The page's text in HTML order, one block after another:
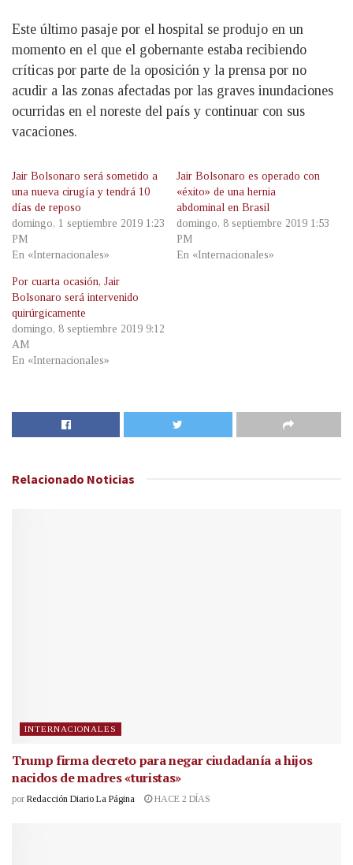
Este último pasaje por el hospital se produjo en un
momento en el que el gobernante estaba recibiendo
críticas por parte de la oposición y la prensa por no
acudir a las zonas afectadas por las graves inundaciones
ocurridas en el noreste del país y continuar con sus
vacaciones.
Jair Bolsonaro será sometido a
una nueva cirugía y tendrá 10
días de reposo
domingo, 1 septiembre 2019 1:23
PM
En «Internacionales»
Jair Bolsonaro es operado con
«éxito» de una hernia
abdominal en Brasil
domingo, 8 septiembre 2019 1:53
PM
En «Internacionales»
Por cuarta ocasión, Jair
Bolsonaro será intervenido
quirúrgicamente
domingo, 8 septiembre 2019 9:12
AM
En «Internacionales»
Relacionado Noticias
INTERNACIONALES
Trump firma decreto para negar ciudadanía a hijos
nacidos de madres «turistas»
por Redacción Diario La Página HACE 2 DÍAS